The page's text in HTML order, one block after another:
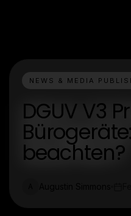
NEWS & MEDIA
DGUV V3
beachten?